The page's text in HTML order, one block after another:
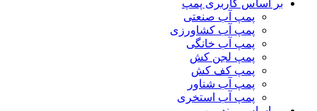
بر اساس کاربری پمپ
پمپ آب صنعتی
پمپ آب کشاورزی
پمپ آب خانگی
پمپ لجن کش
پمپ کف کش
پمپ آب شناور
پمپ آب استخری